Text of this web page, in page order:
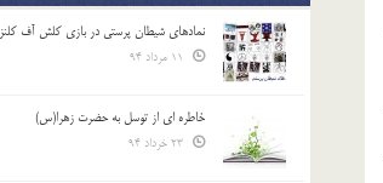
نمادهای شیطان پرستی در بازی کلش آف کلنز
خاطره ای از توسل به حضرت زهرا(س)